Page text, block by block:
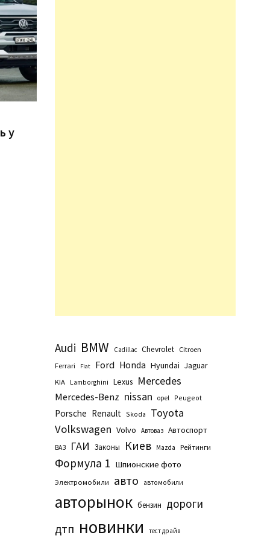
у
Audi BMW Cadillac Chevrolet Citroen
Ferrari
Fiat Ford Honda Hyundai Jaguar
KIA Lamborghini Lexus Mercedes
Mercedes-Benz nissan opel Peugeot
Porsche Renault Skoda
Toyota
Volkswagen Volvo Автоваз Автоспорт
ВАЗ ГАИ Законы Киев Маzda Рейтинги
Формула 1 Шпионские фото
Электромобили авто автомобили
авторынок бензин дороги
дтп новинки тест драйв